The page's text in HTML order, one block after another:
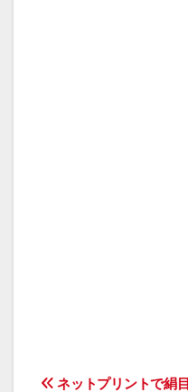
投 ネットプリントで絹目